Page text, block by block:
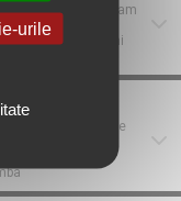
, piept de pui ,salam
,ceapa
sonka ,szalami
,hagyma
,salam, piept de
urile